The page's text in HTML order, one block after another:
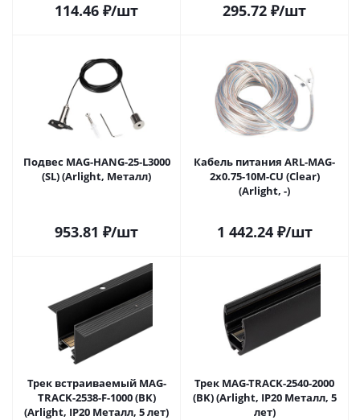
114.46 ₽/шт 295.72 ₽/шт
Подвес MAG-HANG-25-L3000
(SL) (Arlight, Металл)
953.81 ₽/шт
Кабель питания ARL-MAG-
2x0.75-10M-CU (Clear)
(Arlight, -)
1 442.24₽/шт
Трек встраиваемый MAG-
TRACK-2538-F-1000 (BK)
(Arlight, IP20 Металл, 5 лет)
Трек MAG-TRACK-2540-2000
(BK) (Arlight, IP20 Металл, 5
лет)